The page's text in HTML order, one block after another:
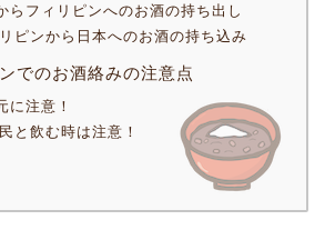
らフィリピンへのお酒の持ち出し
ピンから日本へのお酒の持ち込み
でのお酒絡みの注意点
に注意！
と飲む時は注意！